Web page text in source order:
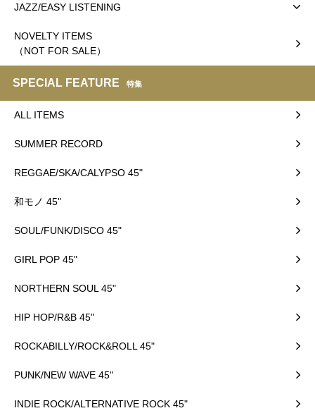
JAZZ/EASY LISTENING
NOVELTY ITEMS
（NOT FOR SALE）
SPECIAL FEATURE 特集
ALL ITEMS
SUMMER RECORD
REGGAE/SKA/CALYPSO 45"
和モノ 45"
SOUL/FUNK/DISCO 45"
GIRL POP 45"
NORTHERN SOUL 45"
HIP HOP/R&B 45"
ROCKABILLY/ROCK&ROLL 45"
PUNK/NEW WAVE 45"
INDIE ROCK/ALTERNATIVE ROCK 45"